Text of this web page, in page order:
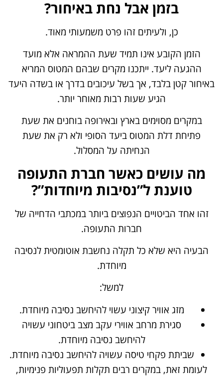
בזמן אבל נחת באיחור?
כן, ולעיתים זהו פרט משמעותי מאוד.
הזמן הקובע אינו תמיד שעת ההמראה אלא מועד
ההגעה ליעד. ייתכנו מקרים שבהם המטוס המריא
באיחור קטן בלבד, אך בשל עיכובים בדרך או בשדה היעד
הגיע שעות רבות מאוחר יותר.
במקרים מסוימים בארץ ובאירופה בוחנים את שעת
פתיחת דלת המטוס ביעד הסופי ולא רק את שעת
הנחיתה על המסלול.
מה עושים כאשר חברת התעופה
טוענת ל”נסיבות מיוחדות”?
זהו אחד הביטויים הנפוצים ביותר במכתבי הדחייה של
חברות התעופה.
הבעיה היא שלא כל תקלה נחשבת אוטומטית לנסיבה
מיוחדת.
למשל:
מזג אוויר קיצוני עשוי להיחשב נסיבה מיוחדת.
סגירת מרחב אווירי עקב מצב ביטחוני עשויה
להיחשב נסיבה מיוחדת.
שביתת פקחי טיסה עשויה להיחשב נסיבה מיוחדת.
לעומת זאת, במקרים רבים תקלות תפעוליות פנימיות,